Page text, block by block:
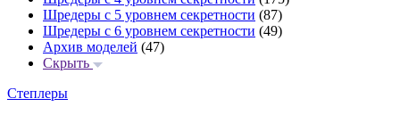
Шредеры с 5 уровнем секретности (87)
Шредеры с 6 уровнем секретности (49)
Архив моделей (47)
Скрыть
Степлеры